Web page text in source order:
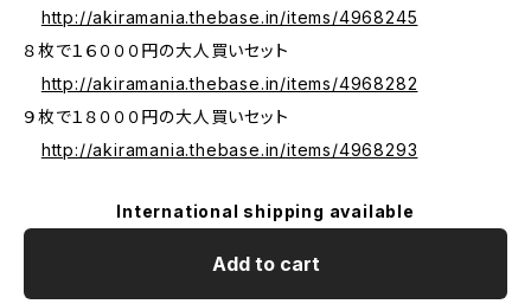
http://akiramania.thebase.in/items/4968245
８枚で１６０００円の大人買いセット
http://akiramania.thebase.in/items/4968282
９枚で１８０００円の大人買いセット
http://akiramania.thebase.in/items/4968293
International shipping available
Add to cart